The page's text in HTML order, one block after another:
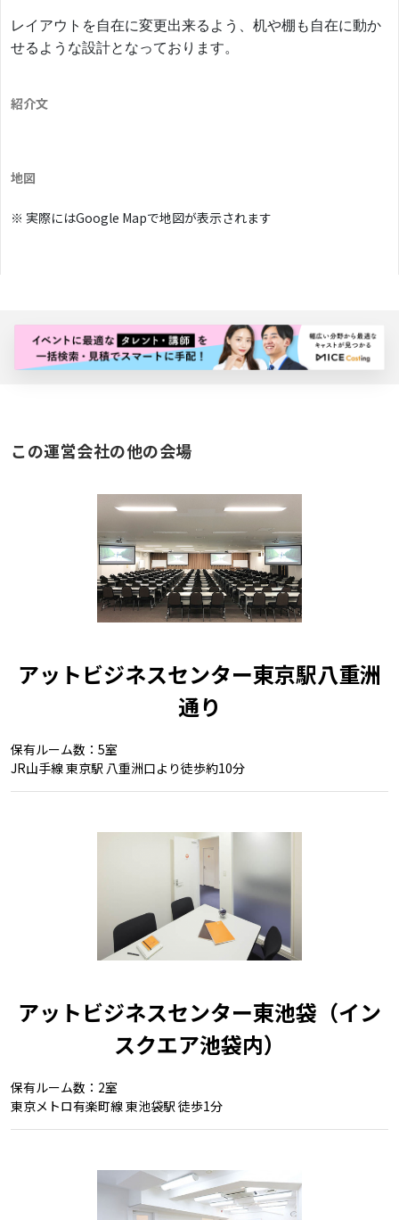
レイアウトを自在に変更出来るよう、机や棚も自在に動か
せるような設計となっております。
紹介文
地図
※ 実際にはGoogle Mapで地図が表示されます
この運営会社の他の会場
アットビジネスセンター東京駅八重洲
通り
保有ルーム数：5室
JR山手線 東京駅 八重洲口より徒歩約10分
アットビジネスセンター東池袋（イン
スクエア池袋内）
保有ルーム数：2室
東京メトロ有楽町線 東池袋駅 徒歩1分